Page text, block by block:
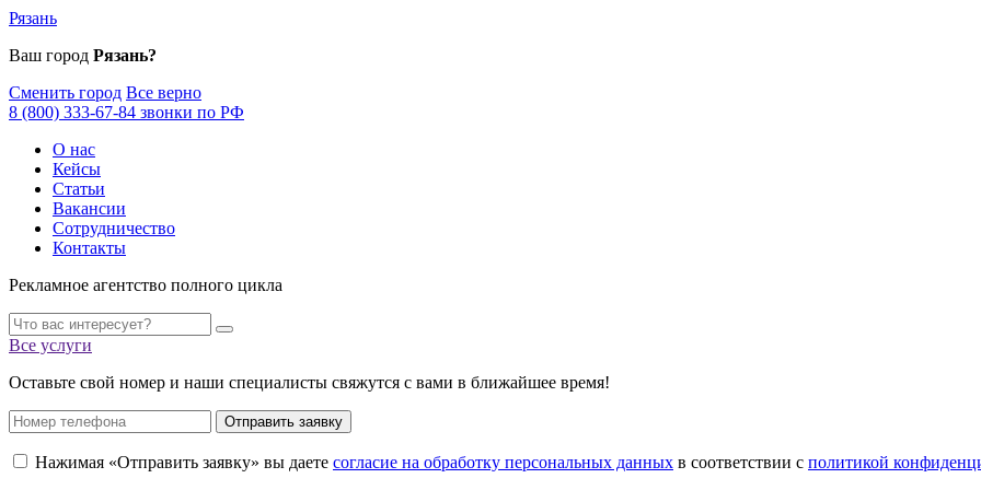
Рязань
Ваш город Рязань?
Сменить город Все верно
8 (800) 333-67-84 звонки по РФ
О нас
Кейсы
Статьи
Вакансии
Сотрудничество
Контакты
Рекламное агентство полного цикла
Все услуги
Оставьте свой номер и наши специалисты свяжутся с вами в ближайшее время!
Отправить заявку
Нажимая «Отправить заявку» вы даете согласие на обработку персональных данных в соответствии с политикой